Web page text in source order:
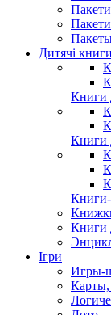
Пакети
Дитячі книги
Книги
Книги
Книги
Ігри
Игры-